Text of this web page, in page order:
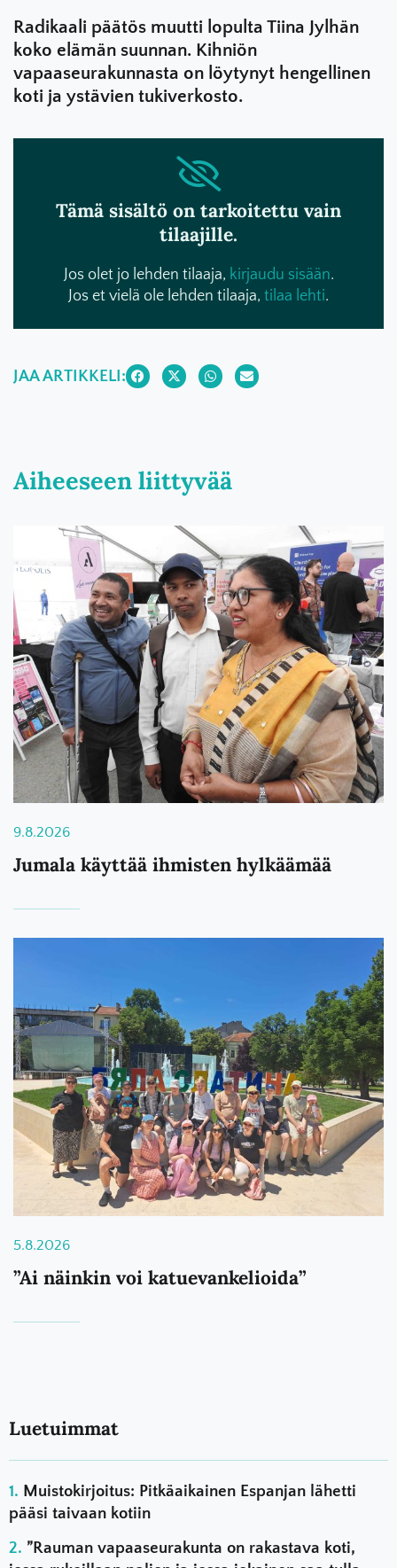
Radikaali päätös muutti lopulta Tiina Jylhän
koko elämän suunnan. Kihniön
vapaaseurakunnasta on löytynyt hengellinen
koti ja ystävien tukiverkosto.
Tämä sisältö on tarkoitettu vain
tilaajille.
Jos olet jo lehden tilaaja, kirjaudu sisään.
Jos et vielä ole lehden tilaaja, tilaa lehti.
JAA ARTIKKELI:
Aiheeseen liittyvää
9.8.2026
Jumala käyttää ihmisten hylkäämää
5.8.2026
”Ai näinkin voi katuevankelioida”
Luetuimmat
Muistokirjoitus: Pitkäaikainen Espanjan lähetti
pääsi taivaan kotiin
”Rauman vapaaseurakunta on rakastava koti,